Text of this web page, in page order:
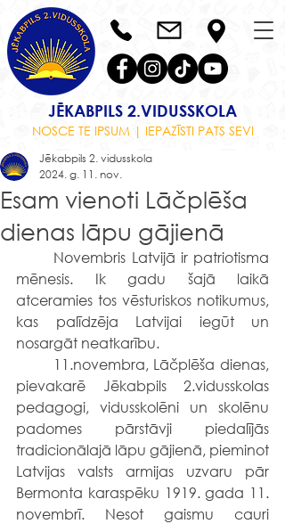
JĒKABPILS 2.VIDUSSKOLA
NOSCE TE IPSUM | IEPAZĪSTI PATS SEVI
Esam vienoti Lāčplēša
dienas lāpu gājienā
Jēkabpils 2. vidusskola
2024. g. 11. nov.
mēnesis. Ik gadu šajā laikā
atceramies tos vēsturiskos notikumus,
kas palīdzēja Latvijai iegūt un
nosargāt neatkarību.
pievakarē Jēkabpils 2.vidusskolas
pedagogi, vidusskolēni un skolēnu
padomes pārstāvji piedalījās
tradicionālajā lāpu gājienā, pieminot
Latvijas valsts armijas uzvaru pār
Bermonta karaspēku 1919. gada 11.
novembrī.
Nesot gaismu cauri